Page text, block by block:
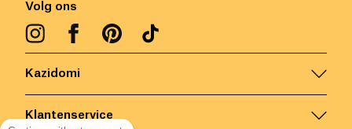
Kazidomi
Klantenservice
Volg ons